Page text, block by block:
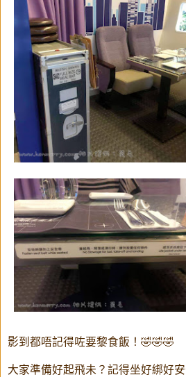
影到都唔記得咗要黎食飯！🤣🤣🤣
大家準備好起飛未？記得坐好綁好